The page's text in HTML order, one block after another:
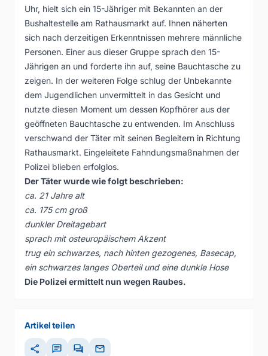
Uhr, hielt sich ein 15-Jähriger mit Bekannten an der
Bushaltestelle am Rathausmarkt auf. Ihnen näherten
sich nach derzeitigen Erkenntnissen mehrere männliche
Personen. Einer aus dieser Gruppe sprach den 15-
Jährigen an und forderte ihn auf, seine Bauchtasche zu
zeigen. In der weiteren Folge schlug der Unbekannte
dem Jugendlichen unvermittelt in das Gesicht und
nutzte diesen Moment um dessen Kopfhörer aus der
geöffneten Bauchtasche zu entwenden. Im Anschluss
verschwand der Täter mit seinen Begleitern in Richtung
Rathausmarkt. Eingeleitete Fahndungsmaßnahmen der
Polizei blieben erfolglos.
Der Täter wurde wie folgt beschrieben:
ca. 21 Jahre alt
ca. 175 cm groß
dunkler Dreitagebart
sprach mit osteuropäischem Akzent
trug ein schwarzes, nach hinten gezogenes, Basecap,
ein schwarzes langes Oberteil und eine dunkle Hose
Die Polizei ermittelt nun wegen Raubes.
Artikel teilen
share chat forum mail